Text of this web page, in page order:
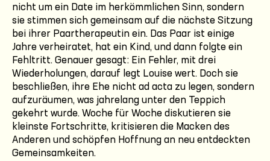
nicht um ein Date im herkömmlichen Sinn, sondern
sie stimmen sich gemeinsam auf die nächste Sitzung
bei ihrer Paartherapeutin ein. Das Paar ist einige
Jahre verheiratet, hat ein Kind, und dann folgte ein
Fehltritt. Genauer gesagt: Ein Fehler, mit drei
Wiederholungen, darauf legt Louise wert. Doch sie
beschließen, ihre Ehe nicht ad acta zu legen, sondern
aufzuräumen, was jahrelang unter den Teppich
gekehrt wurde. Woche für Woche diskutieren sie
kleinste Fortschritte, kritisieren die Macken des
Anderen und schöpfen Hoffnung an neu entdeckten
Gemeinsamkeiten.